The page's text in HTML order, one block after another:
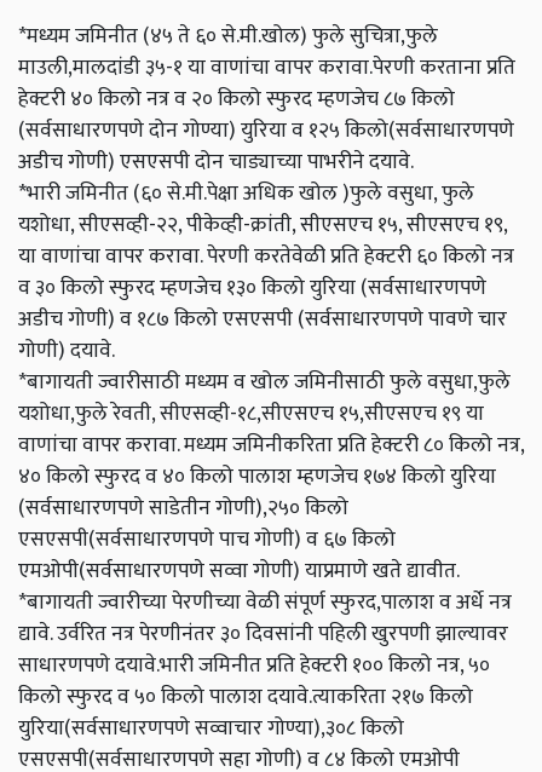
*मध्यम जमिनीत (४५ ते ६० से.मी.खोल) फुले सुचित्रा,फुले
माउली,मालदांडी ३५-१ या वाणांचा वापर करावा.पेरणी करताना प्रति
हेक्टरी ४० किलो नत्र व २० किलो स्फुरद म्हणजेच ८७ किलो
(सर्वसाधारणपणे दोन गोण्या) युरिया व १२५ किलो(सर्वसाधारणपणे
अडीच गोणी) एसएसपी दोन चाड्याच्या पाभरीने दयावे.
*भारी जमिनीत (६० से.मी.पेक्षा अधिक खोल )फुले वसुधा, फुले
यशोधा, सीएसव्ही-२२, पीकेव्ही-क्रांती, सीएसएच १५, सीएसएच १९,
या वाणांचा वापर करावा. पेरणी करतेवेळी प्रति हेक्टरी ६० किलो नत्र
व ३० किलो स्फुरद म्हणजेच १३० किलो युरिया (सर्वसाधारणपणे
अडीच गोणी) व १८७ किलो एसएसपी (सर्वसाधारणपणे पावणे चार
गोणी) दयावे.
*बागायती ज्वारीसाठी मध्यम व खोल जमिनीसाठी फुले वसुधा,फुले
यशोधा,फुले रेवती, सीएसव्ही-१८,सीएसएच १५,सीएसएच १९ या
वाणांचा वापर करावा. मध्यम जमिनीकरिता प्रति हेक्टरी ८० किलो नत्र,
४० किलो स्फुरद व ४० किलो पालाश म्हणजेच १७४ किलो युरिया
(सर्वसाधारणपणे साडेतीन गोणी),२५० किलो
एसएसपी(सर्वसाधारणपणे पाच गोणी) व ६७ किलो
एमओपी(सर्वसाधारणपणे सव्वा गोणी) याप्रमाणे खते द्यावीत.
*बागायती ज्वारीच्या पेरणीच्या वेळी संपूर्ण स्फुरद,पालाश व अर्धे नत्र
द्यावे. उर्वरित नत्र पेरणीनंतर ३० दिवसांनी पहिली खुरपणी झाल्यावर
साधारणपणे दयावे.भारी जमिनीत प्रति हेक्टरी १०० किलो नत्र, ५०
किलो स्फुरद व ५० किलो पालाश दयावे.त्याकरिता २१७ किलो
युरिया(सर्वसाधारणपणे सव्वाचार गोण्या),३०८ किलो
एसएसपी(सर्वसाधारणपणे सहा गोणी) व ८४ किलो एमओपी